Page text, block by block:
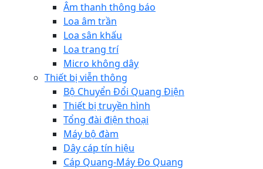
Âm thanh thông báo
Loa âm trần
Loa sân khấu
Loa trang trí
Micro không dây
Thiết bị viễn thông
Bộ Chuyển Đổi Quang Điện
Thiết bị truyền hình
Tổng đài điện thoại
Máy bộ đàm
Dây cáp tín hiệu
Cáp Quang-Máy Đo Quang